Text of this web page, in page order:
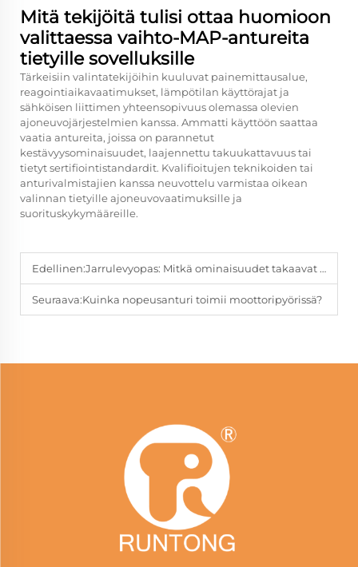
Mitä tekijöitä tulisi ottaa huomioon
valittaessa vaihto-MAP-antureita
tietyille sovelluksille
Tärkeisiin valintatekijöihin kuuluvat painemittausalue,
reagointiaikavaatimukset, lämpötilan käyttörajat ja
sähköisen liittimen yhteensopivuus olemassa olevien
ajoneuvojärjestelmien kanssa. Ammatti käyttöön saattaa
vaatia antureita, joissa on parannetut
kestävyysominaisuudet, laajennettu takuukattavuus tai
tietyt sertifiointistandardit. Kvalifioitujen teknikoiden tai
anturivalmistajien kanssa neuvottelu varmistaa oikean
valinnan tietyille ajoneuvovaatimuksille ja
suorituskykymääreille.
Edellinen:Jarrulevyopas: Mitkä ominaisuudet takaavat suurimman pysähtymisvoiman
Seuraava:Kuinka nopeusanturi toimii moottoripyörissä?